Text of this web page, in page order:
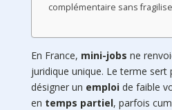
complémentaire sans
En France, mini-jobs ne
juridique unique. Le terme
désigner un emploide faible
en temps partiel, parfois